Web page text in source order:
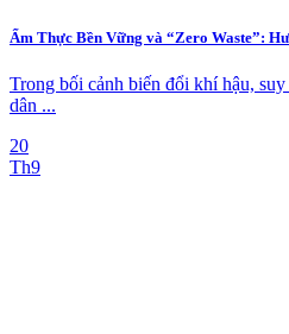
Ẩm Thực Bền Vững và “Zero Waste”:
Trong bối cảnh biến đổi khí hậu,
dân ...
20
Th9